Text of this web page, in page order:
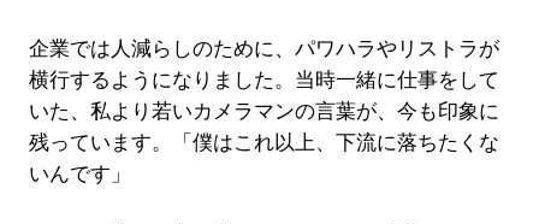
企業では人減らしのために、パワハラやリストラが
横行するようになりました。当時一緒に仕事をして
いた、私より若いカメラマンの言葉が、今も印象に
残っています。「僕はこれ以上、下流に落ちたくな
いんです」